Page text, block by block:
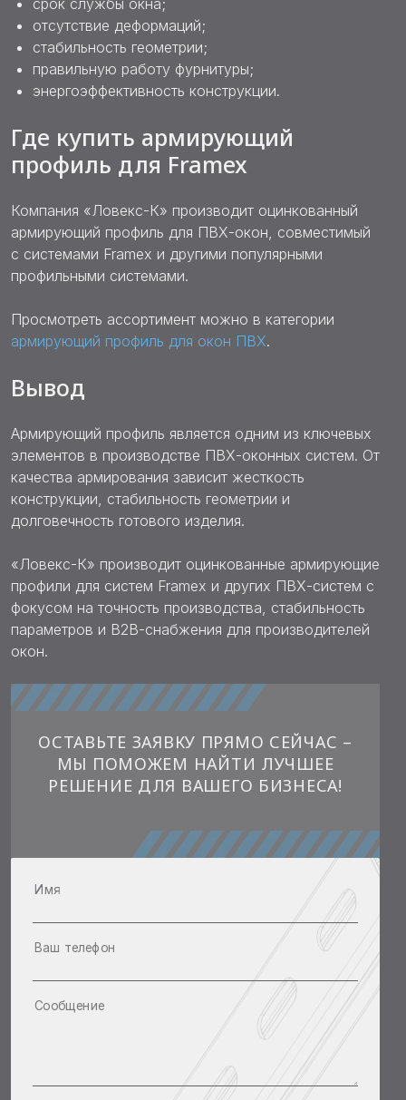
отсутствие деформаций;
стабильность геометрии;
правильную работу фурнитуры;
энергоэффективность конструкции.
Где купить армирующий
профиль для Framex
Компания «Ловекс-К» производит оцинкованный
армирующий профиль для ПВХ-окон, совместимый
с системами Framex и другими популярными
профильными системами.
Просмотреть ассортимент можно в категории
армирующий профиль для окон ПВХ.
Вывод
Армирующий профиль является одним из ключевых
элементов в производстве ПВХ-оконных систем. От
качества армирования зависит жесткость
конструкции, стабильность геометрии и
долговечность готового изделия.
«Ловекс-К» производит оцинкованные армирующие
профили для систем Framex и других ПВХ-систем с
фокусом на точность производства, стабильность
параметров и B2B-снабжения для производителей
окон.
ОСТАВЬТЕ ЗАЯВКУ ПРЯМО СЕЙЧАС –
МЫ ПОМОЖЕМ НАЙТИ ЛУЧШЕЕ
РЕШЕНИЕ ДЛЯ ВАШЕГО БИЗНЕСА!
Имя
Ваш телефон
Сообщение